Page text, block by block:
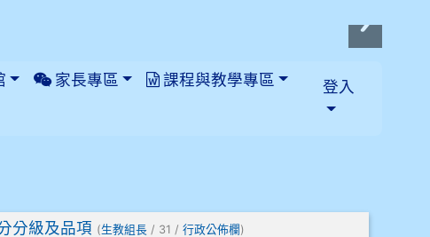
家長專區 課程與教學專區 登入
分級及品項 (生教組長 / 31 /行政公佈欄 )